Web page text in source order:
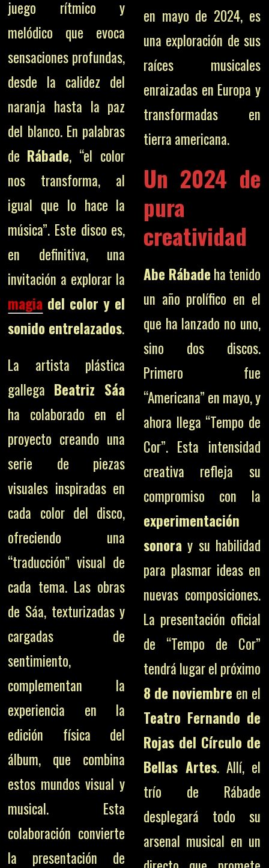
juego rítmico y
melódico que evoca
sensaciones profundas,
desde la calidez del
naranja hasta la paz
del blanco. En palabras
de Rábade, “el color
nos transforma, al
igual que lo hace la
música”. Este disco es,
en definitiva, una
invitación a explorar la
magia del color y el
sonido entrelazados.
La artista plástica
gallega Beatriz Sáa
ha colaborado en el
proyecto creando una
serie de piezas
visuales inspiradas en
cada color del disco,
ofreciendo una
“traducción” visual de
cada tema. Las obras
de Sáa, texturizadas y
cargadas de
sentimiento,
complementan la
experiencia en la
edición física del
álbum, que combina
estos mundos visual y
musical. Esta
colaboración convierte
la presentación de
en mayo de 2024, es
una exploración de sus
raíces musicales
enraizadas en Europa y
transformadas en
tierra americana.
Un 2024 de
pura
creatividad
Abe Rábade ha tenido
un año prolífico en el
que ha lanzado no uno,
sino dos discos.
Primero fue
“Americana” en mayo, y
ahora llega “Tempo de
Cor”. Esta intensidad
creativa refleja su
compromiso con la
experimentación
sonoray su habilidad
para plasmar ideas en
nuevas composiciones.
La presentación oficial
de “Tempo de Cor”
tendrá lugar el próximo
8 de noviembre en el
Teatro Fernando de
Rojas del Círculo de
Bellas Artes. Allí, el
trío de Rábade
desplegará todo su
arsenal musical en un